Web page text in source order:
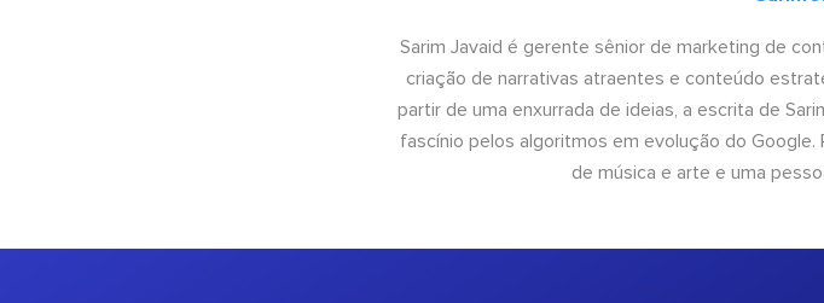
Sarim Javaid é gerente sênior de marketing de
criação de narrativas atraentes e conteúdo
partir de uma enxurrada de ideias, a escrita de
fascínio pelos algoritmos em evolução do
de música e arte e uma